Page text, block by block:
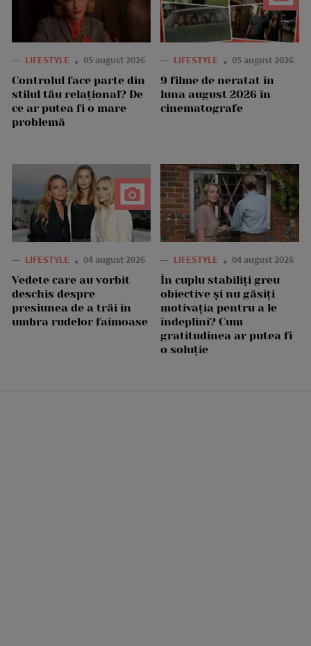
— LIFESTYLE 05 august 2026
Controlul face parte din
stilul tău relațional? De
ce ar putea fi o mare
problemă
— LIFESTYLE 05 august 2026
9 filme de neratat în
luna august 2026 în
cinematografe
— LIFESTYLE 04 august 2026
Vedete care au vorbit
deschis despre
presiunea de a trăi în
umbra rudelor faimoase
— LIFESTYLE 04 august 2026
În cuplu stabiliți greu
obiective și nu găsiți
motivația pentru a le
îndeplini? Cum
gratitudinea ar putea fi
o soluție